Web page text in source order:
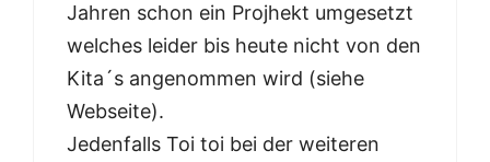
Jahren schon ein Projhekt umgesetzt
welches leider bis heute nicht von den
Kita´s angenommen wird (siehe
Webseite).
Jedenfalls Toi toi bei der weiteren